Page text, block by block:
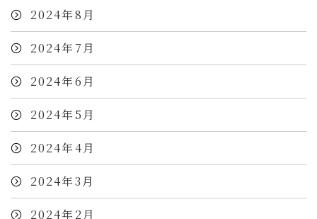
2024年8月
2024年7月
2024年6月
2024年5月
2024年4月
2024年3月
2024年2月